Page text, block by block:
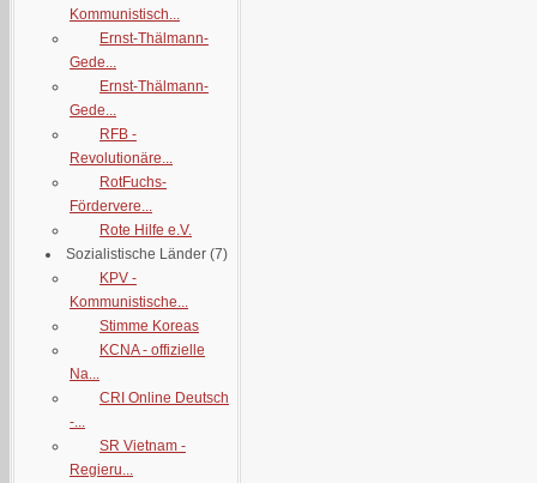
Kommunistisch...
Ernst-Thälmann-
Gede...
Ernst-Thälmann-
Gede...
RFB -
Revolutionäre...
RotFuchs-
Fördervere...
Rote Hilfe e.V.
Sozialistische Länder (7)
KPV -
Kommunistische...
Stimme Koreas
KCNA - offizielle
Na...
CRI Online Deutsch
-...
SR Vietnam -
Regieru...